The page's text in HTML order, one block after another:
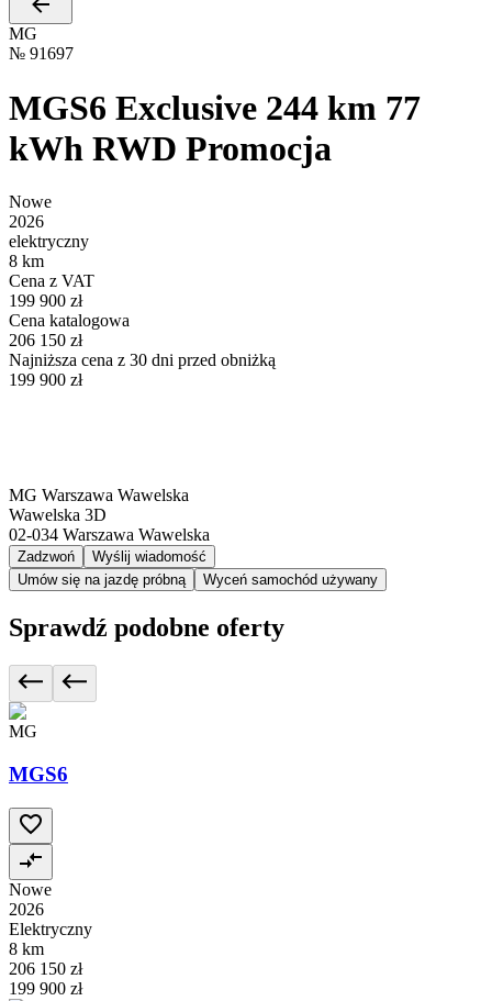
MG
№ 91697
MGS6 Exclusive 244 km 77
kWh RWD Promocja
Nowe
2026
elektryczny
8 km
Cena z VAT
199 900 zł
Cena katalogowa
206 150 zł
Najniższa cena z 30 dni przed obniżką
199 900 zł
MG Warszawa Wawelska
Wawelska 3D
02-034 Warszawa Wawelska
Zadzwoń
Wyślij wiadomość
Umów się na jazdę próbną
Wyceń samochód używany
Sprawdź podobne oferty
MG
MGS6
Nowe
2026
Elektryczny
8 km
206 150 zł
199 900 zł